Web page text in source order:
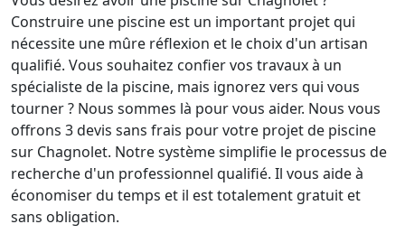
Construire une piscine est un important projet qui
nécessite une mûre réflexion et le choix d'un artisan
qualifié. Vous souhaitez confier vos travaux à un
spécialiste de la piscine, mais ignorez vers qui vous
tourner ? Nous sommes là pour vous aider. Nous vous
offrons 3 devis sans frais pour votre projet de piscine
sur Chagnolet. Notre système simplifie le processus de
recherche d'un professionnel qualifié. Il vous aide à
économiser du temps et il est totalement gratuit et
sans obligation.